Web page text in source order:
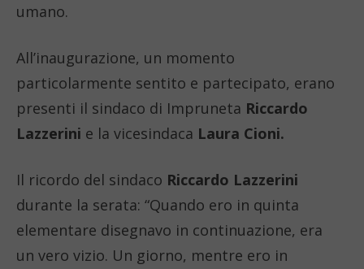
umano.
All’inaugurazione, un momento
particolarmente sentito e partecipato, erano
presenti il sindaco di Impruneta Riccardo
Lazzerini e la vicesindaca Laura Cioni.
Il ricordo del sindaco Riccardo Lazzerini
durante la serata: “Quando ero in quinta
elementare disegnavo in continuazione, era
un vero vizio. Un giorno, mentre ero in